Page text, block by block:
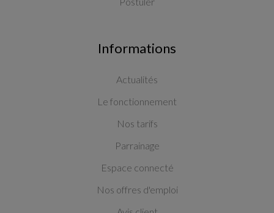
Informations
Actualités
Le fonctionnement
Nos tarifs
Parrainage
Espace connecté
Nos offres d'emploi